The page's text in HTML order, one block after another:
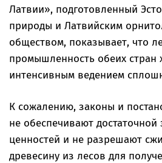
Латвии», подготовленный
природы и Латвийским
обществом, показывает, что
промышленность обеих стран
интенсивным ведением
К сожалению, законы и
не обеспечивают
ценностей и не разрешают
древесину из лесов для